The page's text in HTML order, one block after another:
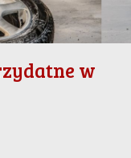
w